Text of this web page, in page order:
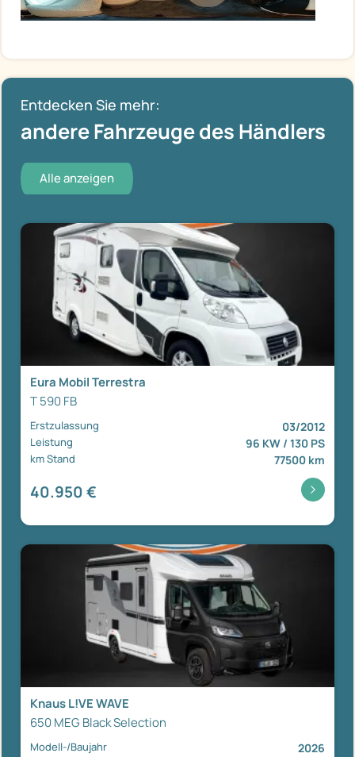
Entdecken Sie mehr:
andere Fahrzeuge des Händlers
Alle anzeigen
Eura Mobil Terrestra
T 590 FB
Erstzulassung 03/2012
Leistung 96 KW / 130 PS
km Stand 77500 km
40.950 €
Knaus L!VE WAVE
650 MEG Black Selection
Modell-/Baujahr 2026